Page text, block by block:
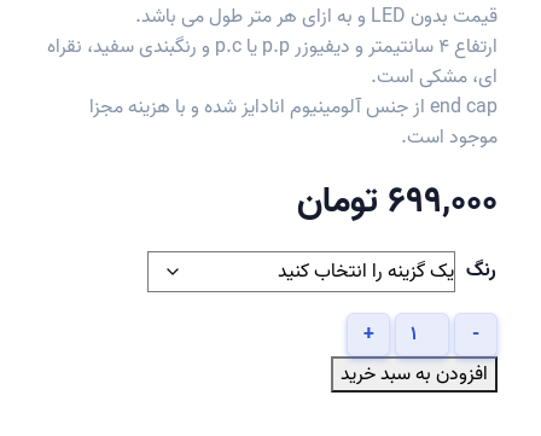
قیمت بدون LED و به ازای هر متر طول می باشد.
ارتفاع 4 سانتیمتر و دیفیوزر p.p یا p.c و رنگبندی سفید، نقراه
ای، مشکی است.
end cap از جنس آلومینیوم انادایز شده و با هزینه مجزا
موجود است.
699,000تومان
رنگ
-
پروفیل
الومینیوم
چراغ
+
افزودن به سبد خرید